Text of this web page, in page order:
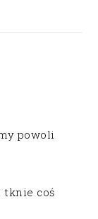
powoli
tknie coś